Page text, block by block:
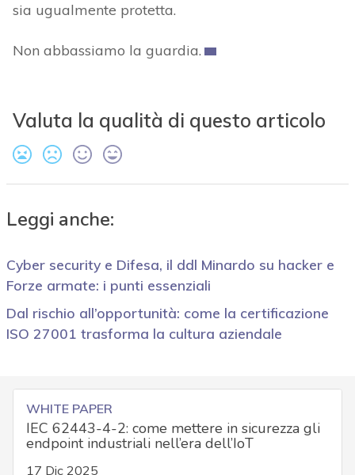
sia ugualmente protetta.
Non abbassiamo la guardia.
Valuta la qualità di questo articolo
Leggi anche:
Cyber security e Difesa, il ddl Minardo su hacker e
Forze armate: i punti essenziali
Dal rischio all’opportunità: come la certificazione
ISO 27001 trasforma la cultura aziendale
WHITE PAPER
IEC 62443-4-2: come mettere in sicurezza gli
endpoint industriali nell’era dell’IoT
17 Dic 2025